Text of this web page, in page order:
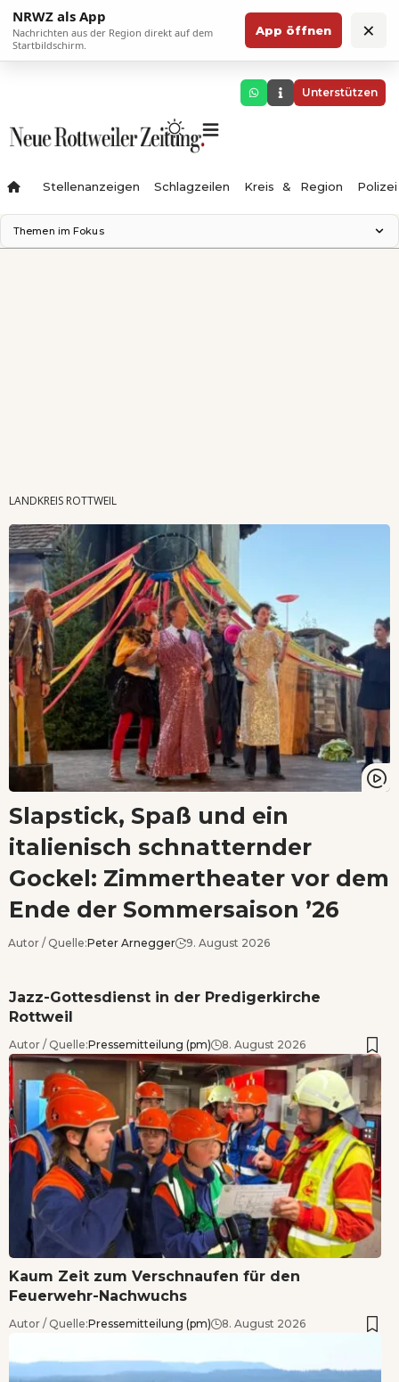
NRWZ als App
Nachrichten aus der Region direkt auf dem
Startbildschirm.
App öffnen ×
Unterstützen
Stellenanzeigen Schlagzeilen Kreis & Region Polizei
Themen im Fokus
LANDKREIS ROTTWEIL
Slapstick, Spaß und ein
italienisch schnatternder
Gockel: Zimmertheater vor dem
Ende der Sommersaison ’26
Autor / Quelle:Peter Arnegger 9. August 2026
Jazz-Gottesdienst in der Predigerkirche
Rottweil
Autor / Quelle:Pressemitteilung (pm) 8. August 2026
Kaum Zeit zum Verschnaufen für den
Feuerwehr-Nachwuchs
Autor / Quelle:Pressemitteilung (pm) 8. August 2026